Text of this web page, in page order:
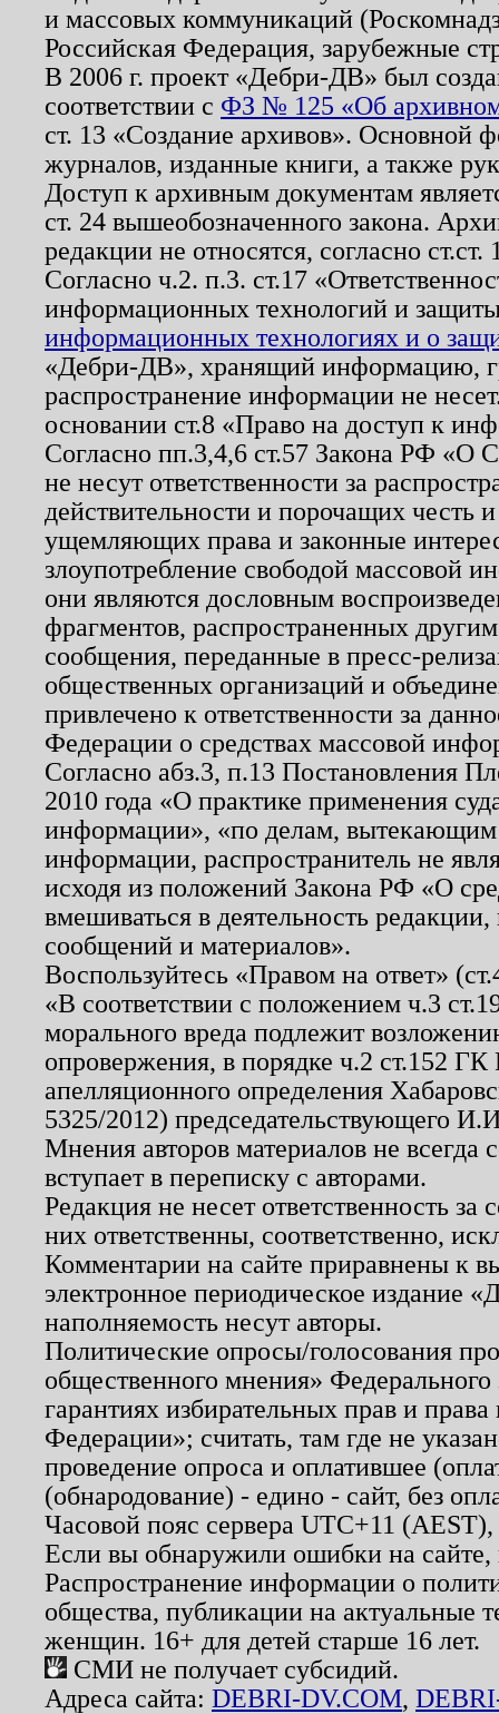
и массовых коммуникаций
Российская Федерация, зарубежные
В 2006 г. проект «Дебри-ДВ» был
соответствии с ФЗ № 125 «Об
ст. 13 «Создание архивов». Основной
журналов, изданные книги, а также
Доступ к архивным документам
ст. 24 вышеобозначенного закона.
редакции не относятся, согласно
Согласно ч.2. п.3. ст.17
информационных технологий и
информационных технологиях и о
«Дебри-ДВ», хранящий информацию,
распространение информации не
основании ст.8 «Право на доступ к
Согласно пп.3,4,6 ст.57 Закона РФ «О
не несут ответственности за
действительности и порочащих честь
ущемляющих права и законные
злоупотребление свободой массовой
они являются дословным
фрагментов, распространенных
сообщения, переданные в пресс-
общественных организаций и
привлечено к ответственности за
Федерации о средствах массовой
Согласно абз.3, п.13 Постановления
2010 года «О практике применения
информации», «по делам, вытекающим
информации, распространитель не
исходя из положений Закона РФ «О
вмешиваться в деятельность
сообщений и материалов».
Воспользуйтесь «Правом на ответ»
«В соответствии с положением ч.3
морального вреда подлежит
опровержения, в порядке ч.2 ст.152
апелляционного определения
5325/2012) председательствующего
Мнения авторов материалов не
вступает в переписку с авторами.
Редакция не несет ответственность
них ответственны, соответственно,
Комментарии на сайте приравнены к
электронное периодическое издание
наполняемость несут авторы.
Политические опросы/голосования
общественного мнения»
гарантиях избирательных прав и
Федерации»; считать, там где не
проведение опроса и оплатившее
(обнародование) - едино - сайт, без
Часовой пояс сервера UTC+11
Если вы обнаружили ошибки на
Распространение информации о
общества, публикации на актуальные
женщин. 16+ для детей старше 16 лет.
СМИ не получает субсидий.
Адреса сайта: DEBRI-DV.COM,